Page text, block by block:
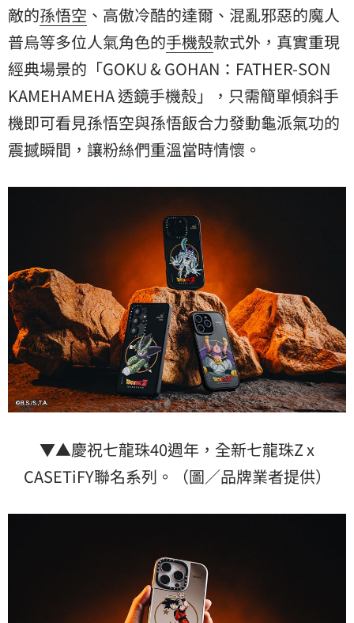
敵的孫悟空 、高傲冷酷的達爾、混亂邪惡的魔人
普烏等多位人氣角色的手機殼款式外，真實重現
經典場景的「GOKU & GOHAN：FATHER-SON
KAMEHAMEHA 透鏡手機殼」，只需簡單傾斜手
機即可看見孫悟空與孫悟飯合力發動龜派氣功的
震撼瞬間，讓粉絲們重溫當時情懷。
▼▲慶祝七龍珠40週年，全新七龍珠Z x
CASETiFY聯名系列。（圖／品牌業者提供）